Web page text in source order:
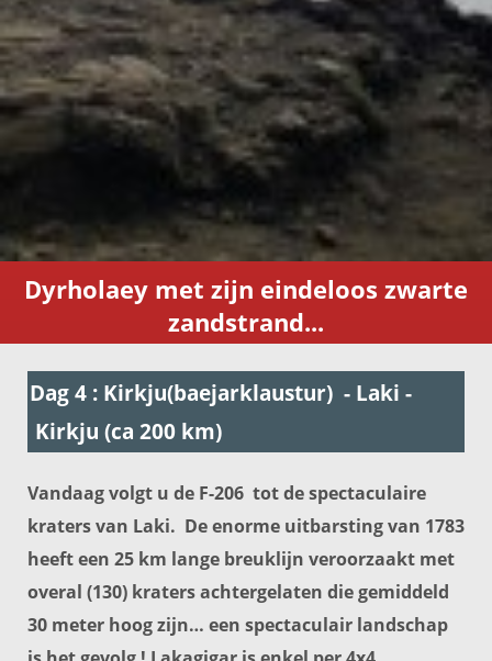
Dyrholaey met zijn eindeloos zwarte
zandstrand...
Dag 4 : Kirkju(baejarklaustur) - Laki -
Kirkju (ca 200 km)
Vandaag volgt u de F-206 tot de spectaculaire
kraters van Laki. De enorme uitbarsting van 1783
heeft een 25 km lange breuklijn veroorzaakt met
overal (130) kraters achtergelaten die gemiddeld
30 meter hoog zijn… een spectaculair landschap